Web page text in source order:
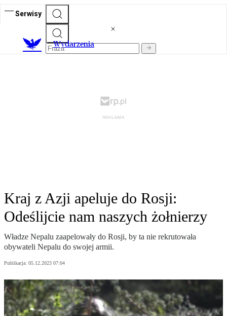
Serwisy
Wydarzenia
Kraj z Azji apeluje do Rosji:
Odeślijcie nam naszych żołnierzy
Władze Nepalu zaapelowały do Rosji, by ta nie rekrutowała
obywateli Nepalu do swojej armii.
Publikacja: 05.12.2023 07:04